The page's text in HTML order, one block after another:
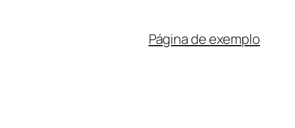
Página de exemplo